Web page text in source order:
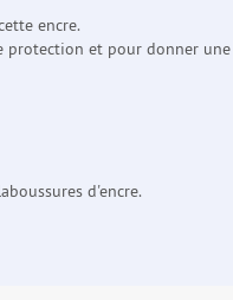
encre.
et pour donner
d'encre.